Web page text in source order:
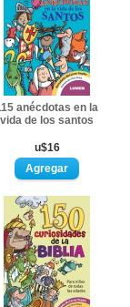
anécdotas en la
vida de los santos
u$16